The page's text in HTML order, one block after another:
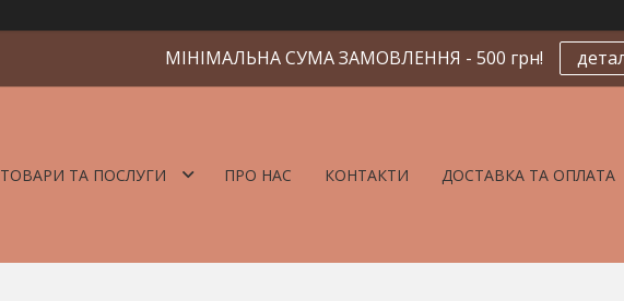
МІНІМАЛЬНА СУМА ЗАМОВЛЕННЯ - 500 грн!
ТОВАРИ ТА ПОСЛУГИ ПРО НАС КОНТАКТИ ДОСТАВКА ТА ОПЛАТА